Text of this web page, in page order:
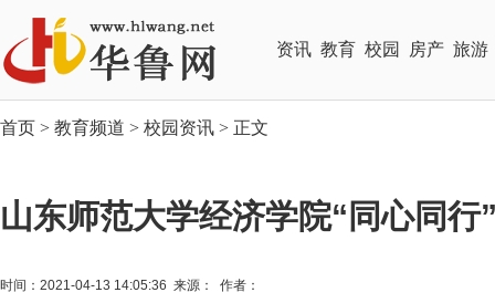
资讯 教育 校园 房产 旅游
首页 > 教育频道 > 校园资讯 > 正文
山东师范大学经济学院“同心同
时间：2021-04-13 14:05:36 来源： 作者：